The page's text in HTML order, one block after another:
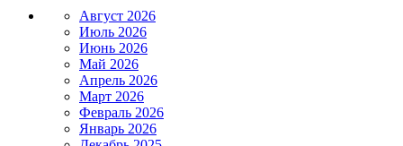
Август 2026
Июль 2026
Июнь 2026
Май 2026
Апрель 2026
Март 2026
Февраль 2026
Январь 2026